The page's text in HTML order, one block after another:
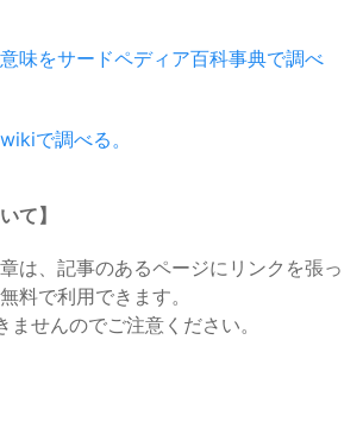
味をサードペディア百科事典で調べ
で調べる。
て】
は、記事のあるページにリンクを張っ
料で利用できます。
せんのでご注意ください。